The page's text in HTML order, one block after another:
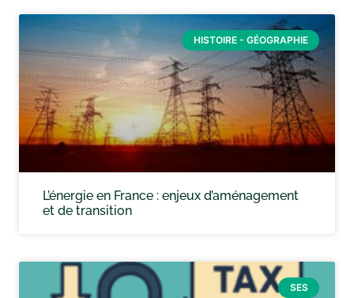
HISTOIRE - GÉOGRAPHIE
L’énergie en France : enjeux d’aménagement
et de transition
SES